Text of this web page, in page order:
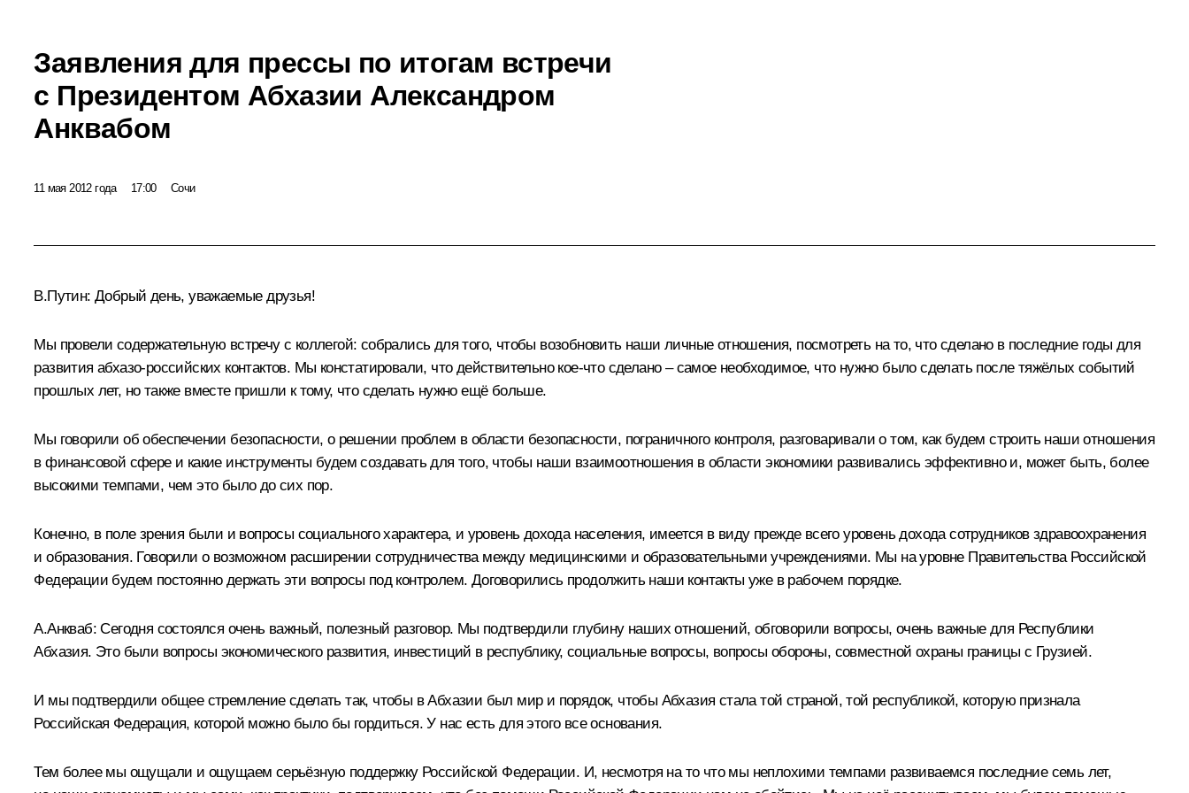
Заявления для прессы по итогам встречи
с Президентом Абхазии Александром
Анквабом
11 мая 2012 года 17:00 Сочи
В.Путин: Добрый день, уважаемые друзья!
Мы провели содержательную встречу с коллегой: собрались для того, чтобы возобновить наши личные отношения, посмотреть на то, что сделано в последние годы для
развития абхазо-российских контактов. Мы констатировали, что действительно кое‑что сделано – самое необходимое, что нужно было сделать после тяжёлых событий
прошлых лет, но также вместе пришли к тому, что сделать нужно ещё больше.
Мы говорили об обеспечении безопасности, о решении проблем в области безопасности, пограничного контроля, разговаривали о том, как будем строить наши отношения
в финансовой сфере и какие инструменты будем создавать для того, чтобы наши взаимоотношения в области экономики развивались эффективно и, может быть, более
высокими темпами, чем это было до сих пор.
Конечно, в поле зрения были и вопросы социального характера, и уровень дохода населения, имеется в виду прежде всего уровень дохода сотрудников здравоохранения
и образования. Говорили о возможном расширении сотрудничества между медицинскими и образовательными учреждениями. Мы на уровне Правительства Российской
Федерации будем постоянно держать эти вопросы под контролем. Договорились продолжить наши контакты уже в рабочем порядке.
А.Анкваб: Сегодня состоялся очень важный, полезный разговор. Мы подтвердили глубину наших отношений, обговорили вопросы, очень важные для Республики
Абхазия. Это были вопросы экономического развития, инвестиций в республику, социальные вопросы, вопросы обороны, совместной охраны границы с Грузией.
И мы подтвердили общее стремление сделать так, чтобы в Абхазии был мир и порядок, чтобы Абхазия стала той страной, той республикой, которую признала
Российская Федерация, которой можно было бы гордиться. У нас есть для этого все основания.
Тем более мы ощущали и ощущаем серьёзную поддержку Российской Федерации. И, несмотря на то что мы неплохими темпами развиваемся последние семь лет,